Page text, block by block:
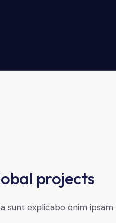
projects
sunt explicabo enim ipsam